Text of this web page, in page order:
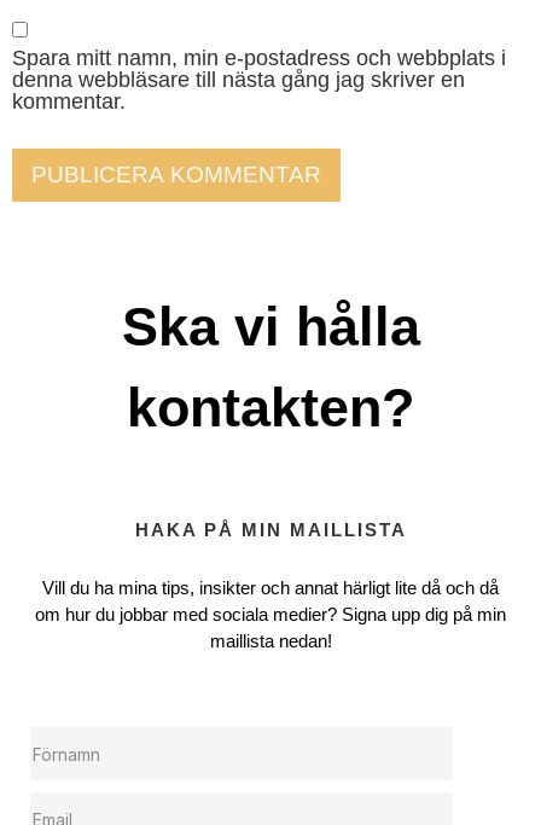
Spara mitt namn, min e-postadress och webbplats i
denna webbläsare till nästa gång jag skriver en
kommentar.
Ska vi hålla
kontakten?
HAKA PÅ MIN MAILLISTA
Vill du ha mina tips, insikter och annat härligt lite då och då
om hur du jobbar med sociala medier? Signa upp dig på min
maillista nedan!